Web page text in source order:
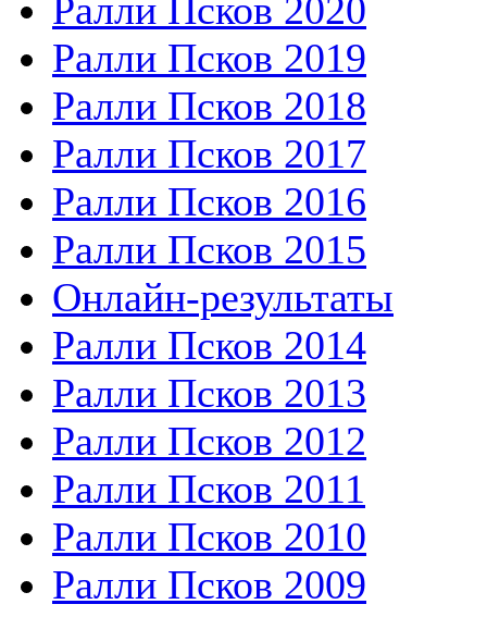
Ралли Псков 2020
Ралли Псков 2019
Ралли Псков 2018
Ралли Псков 2017
Ралли Псков 2016
Ралли Псков 2015
Онлайн-результаты
Ралли Псков 2014
Ралли Псков 2013
Ралли Псков 2012
Ралли Псков 2011
Ралли Псков 2010
Ралли Псков 2009